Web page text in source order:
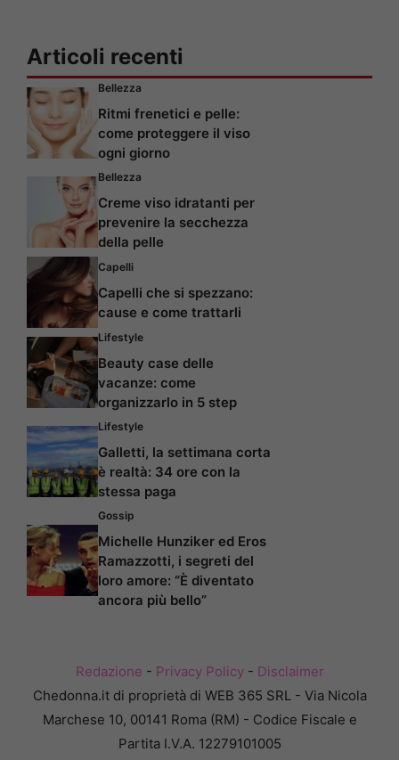
Articoli recenti
Bellezza
Ritmi frenetici e pelle:
come proteggere il viso
ogni giorno
Bellezza
Creme viso idratanti per
prevenire la secchezza
della pelle
Capelli
Capelli che si spezzano:
cause e come trattarli
Lifestyle
Beauty case delle
vacanze: come
organizzarlo in 5 step
Lifestyle
Galletti, la settimana corta
è realtà: 34 ore con la
stessa paga
Gossip
Michelle Hunziker ed Eros
Ramazzotti, i segreti del
loro amore: “È diventato
ancora più bello”
Redazione - Privacy Policy- Disclaimer
Chedonna.it di proprietà di WEB 365 SRL - Via Nicola
Marchese 10, 00141 Roma (RM) - Codice Fiscale e
Partita I.V.A. 12279101005